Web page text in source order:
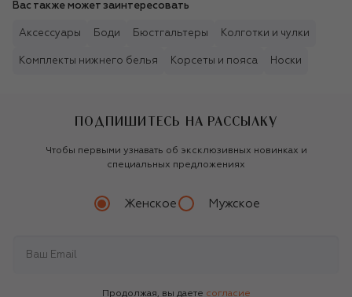
Вас также может заинтересовать
Аксессуары Боди Бюстгальтеры Колготки и чулки
Комплекты нижнего белья Корсеты и пояса Носки
ПОДПИШИТЕСЬ НА РАССЫЛКУ
Чтобы первыми узнавать об эксклюзивных новинках и
специальных предложениях
Женское Мужское
Продолжая, вы даете согласие